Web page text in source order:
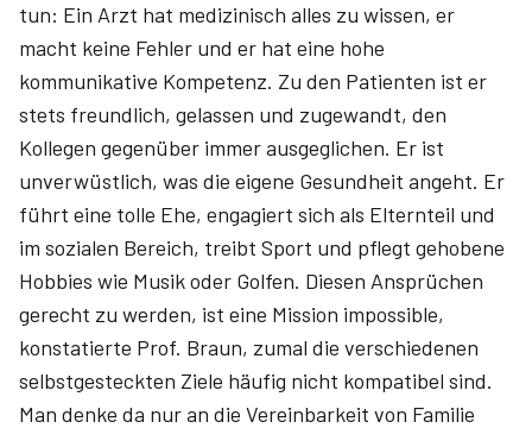
tun: Ein Arzt hat medizinisch alles zu wissen, er
macht keine Fehler und er hat eine hohe
kommunikative Kompetenz. Zu den Patienten ist er
stets freundlich, gelassen und zugewandt, den
Kollegen gegenüber immer ausgeglichen. Er ist
unverwüstlich, was die eigene Gesundheit angeht. Er
führt eine tolle Ehe, engagiert sich als Elternteil und
im sozialen Bereich, treibt Sport und pflegt gehobene
Hobbies wie Musik oder Golfen. Diesen Ansprüchen
gerecht zu werden, ist eine Mission impossible,
konstatierte Prof. Braun, zumal die verschiedenen
selbstgesteckten Ziele häufig nicht kompatibel sind.
Man denke da nur an die Vereinbarkeit von Familie